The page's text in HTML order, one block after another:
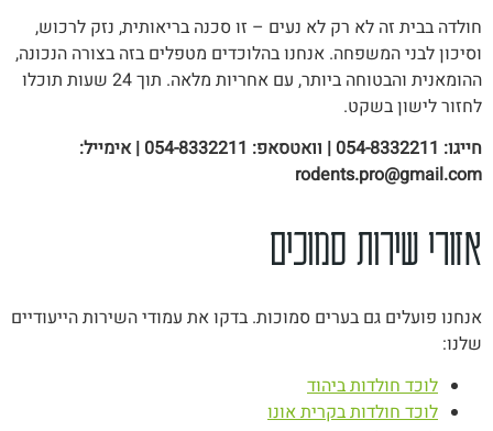
חולדה בבית זה לא רק לא נעים – זו סכנה בריאותית, נזק לרכוש,
וסיכון לבני המשפחה. אנחנו בהלוכדים מטפלים בזה בצורה הנכונה,
ההומאנית והבטוחה ביותר, עם אחריות מלאה. תוך 24 שעות תוכלו
לחזור לישון בשקט.
חייגו: 054-8332211 | וואטסאפ: 054-8332211 | אימייל:
rodents.pro@gmail.com
אזורי שירות סמוכים
אנחנו פועלים גם בערים סמוכות. בדקו את עמודי השירות הייעודיים
שלנו:
לוכד חולדות ביהוד
לוכד חולדות בקרית אונו